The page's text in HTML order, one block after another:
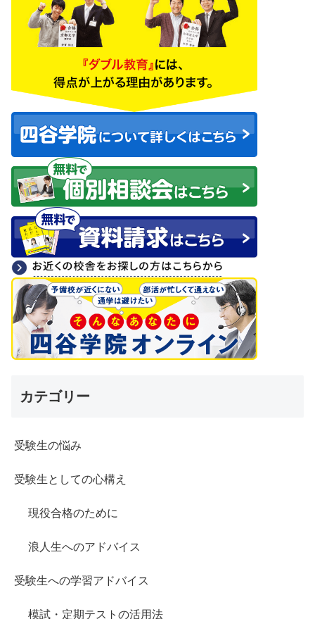
カテゴリー
受験生の悩み
受験生としての心構え
現役合格のために
浪人生へのアドバイス
受験生への学習アドバイス
模試・定期テストの活用法